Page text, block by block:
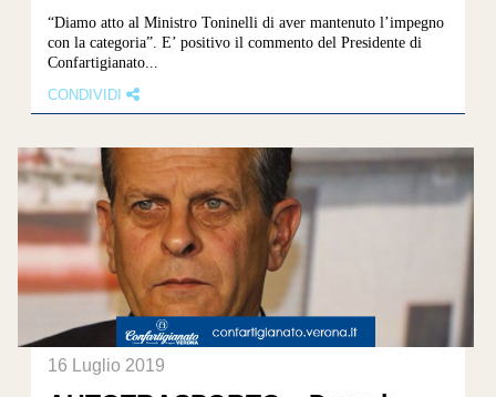
“Diamo atto al Ministro Toninelli di aver mantenuto l’impegno
con la categoria”. E’ positivo il commento del Presidente di
Confartigianato...
CONDIVIDI
16 Luglio 2019